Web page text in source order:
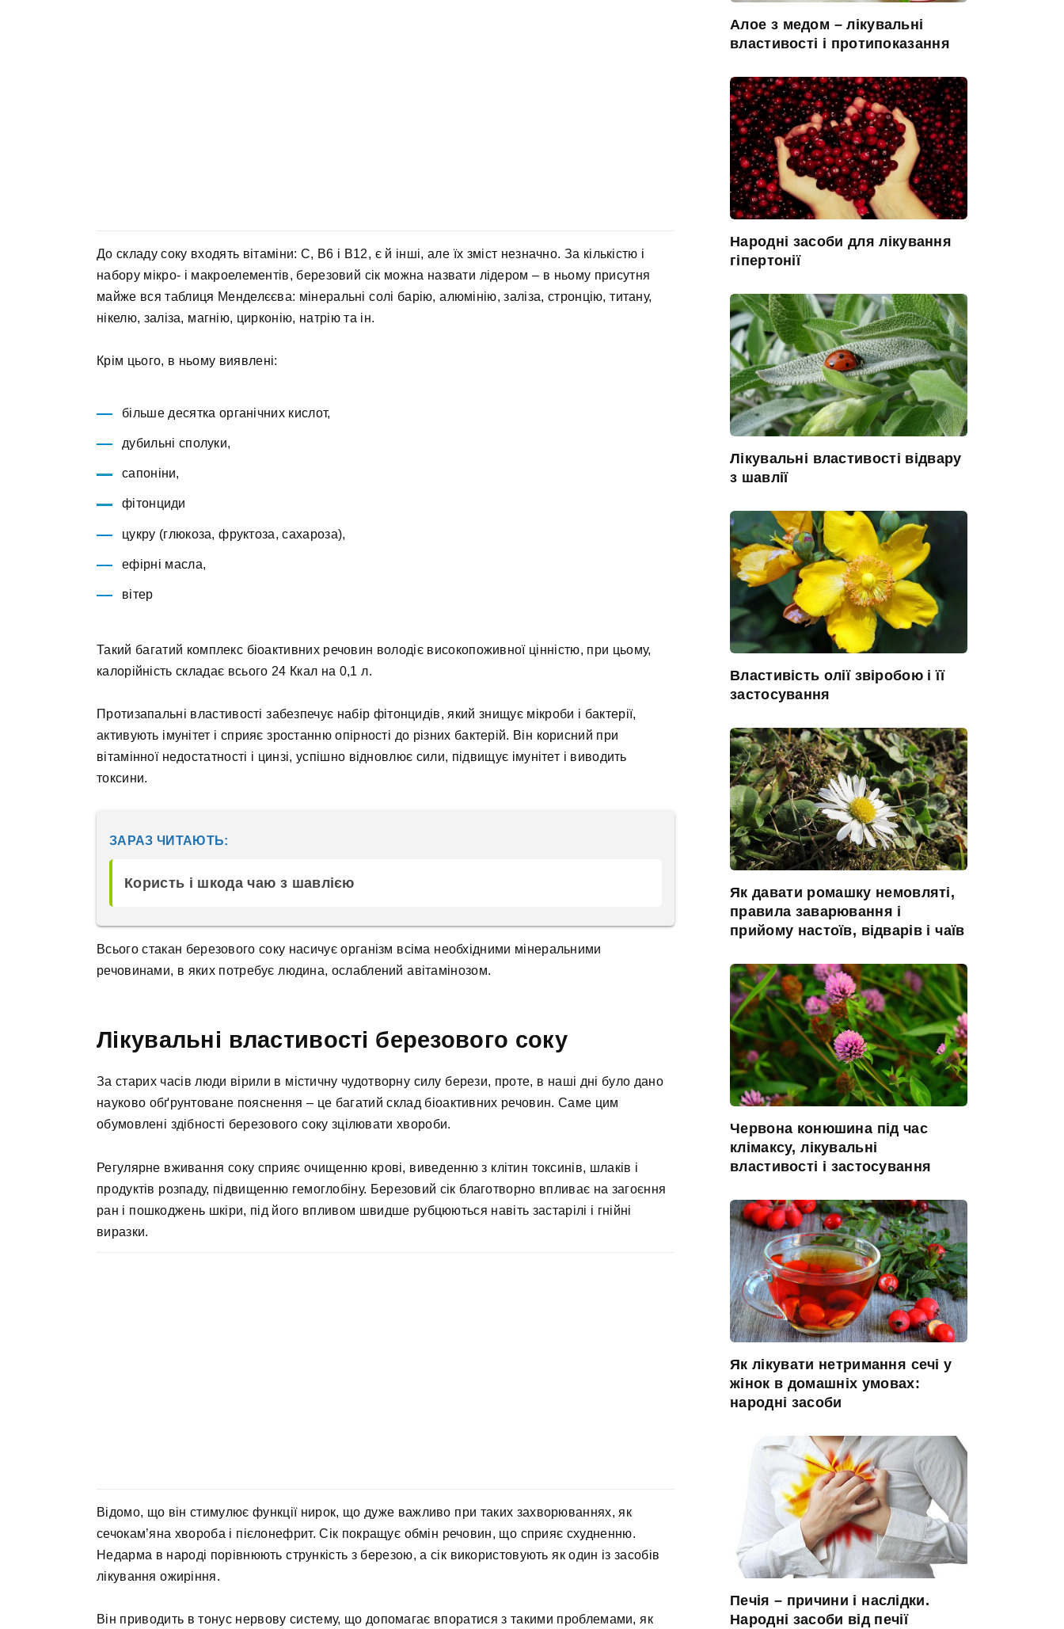
До складу соку входять вітаміни: С, В6 і В12, є й інші, але їх зміст незначно. За кількістю і
набору мікро- і макроелементів, березовий сік можна назвати лідером – в ньому присутня
майже вся таблиця Менделєєва: мінеральні солі барію, алюмінію, заліза, стронцію, титану,
нікелю, заліза, магнію, цирконію, натрію та ін.
Крім цього, в ньому виявлені:
більше десятка органічних кислот,
дубильні сполуки,
сапоніни,
фітонциди
цукру (глюкоза, фруктоза, сахароза),
ефірні масла,
вітер
Такий багатий комплекс біоактивних речовин володіє високопоживної цінністю, при цьому,
калорійність складає всього 24 Ккал на 0,1 л.
Протизапальні властивості забезпечує набір фітонцидів, який знищує мікроби і бактерії,
активують імунітет і сприяє зростанню опірності до різних бактерій. Він корисний при
вітамінної недостатності і цинзі, успішно відновлює сили, підвищує імунітет і виводить
токсини.
ЗАРАЗ ЧИТАЮТЬ:
Користь і шкода чаю з шавлією
Всього стакан березового соку насичує організм всіма необхідними мінеральними
речовинами, в яких потребує людина, ослаблений авітамінозом.
Лікувальні властивості березового соку
За старих часів люди вірили в містичну чудотворну силу берези, проте, в наші дні було дано
науково обґрунтоване пояснення – це багатий склад біоактивних речовин. Саме цим
обумовлені здібності березового соку зцілювати хвороби.
Регулярне вживання соку сприяє очищенню крові, виведенню з клітин токсинів, шлаків і
продуктів розпаду, підвищенню гемоглобіну. Березовий сік благотворно впливає на загоєння
ран і пошкоджень шкіри, під його впливом швидше рубцюються навіть застарілі і гнійні
виразки.
Відомо, що він стимулює функції нирок, що дуже важливо при таких захворюваннях, як
сечокам’яна хвороба і пієлонефрит. Сік покращує обмін речовин, що сприяє схудненню.
Недарма в народі порівнюють стрункість з березою, а сік використовують як один із засобів
лікування ожиріння.
Він приводить в тонус нервову систему, що допомагає впоратися з такими проблемами, як
Алое з медом – лікувальні
властивості і протипоказання
Народні засоби для лікування
гіпертонії
Лікувальні властивості відвару
з шавлії
Властивість олії звіробою і її
застосування
Як давати ромашку немовляті,
правила заварювання і
прийому настоїв, відварів і чаїв
Червона конюшина під час
клімаксу, лікувальні
властивості і застосування
Як лікувати нетримання сечі у
жінок в домашніх умовах:
народні засоби
Печія – причини і наслідки.
Народні засоби від печії